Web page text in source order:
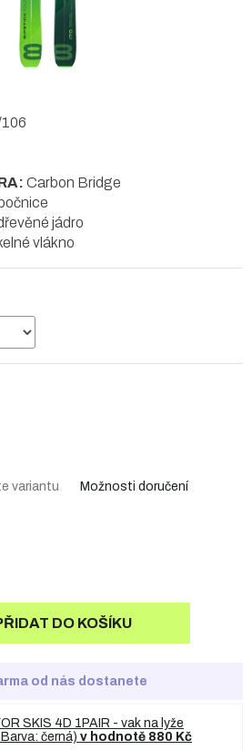
variantu Možnosti doručení
DO KOŠÍKU
od nás dostanete
SKIS 4D 1PAIR - vak na lyže
černá) v hodnotě 880 Kč
Carbon Bridge
jádro
vlákno